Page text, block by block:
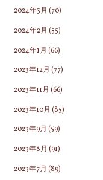
2024年3月 (70)
2024年2月 (55)
2024年1月 (66)
2023年12月 (77)
2023年11月 (66)
2023年10月 (85)
2023年9月 (59)
2023年8月 (91)
2023年7月 (89)